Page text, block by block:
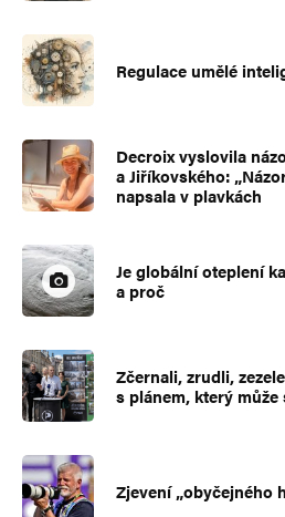
Regulace umělé
Decroix vyslovila
a Jiříkovského:
napsala v plavkách
Je globální oteplení
a proč
Zčernali, zrudli,
s plánem, který
Zjevení „obyčejného